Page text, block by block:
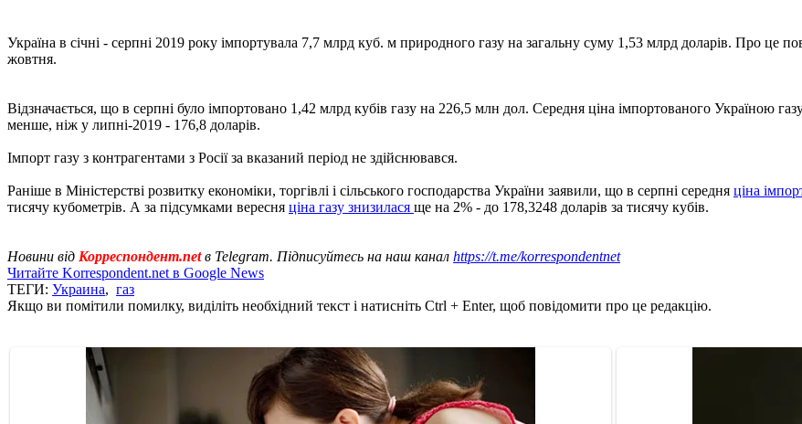
Україна в січні - серпні 2019 року імпортувала 7,7 млрд куб. м природного газу на загальну суму 1,53 млрд доларів. Про це
жовтня.
Відзначається, що в серпні було імпортовано 1,42 млрд кубів газу на 226,5 млн дол. Середня ціна імпортованого Україною
менше, ніж у липні-2019 - 176,8 доларів.
Імпорт газу з контрагентами з Росії за вказаний період не здійснювався.
Раніше в Міністерстві розвитку економіки, торгівлі і сільського господарства України заявили, що в серпні середня ціна
тисячу кубометрів. А за підсумками вересня ціна газу знизилася ще на 2% - до 178,3248 доларів за тисячу кубів.
Новини від Корреспондент.netв Telegram. Підписуйтесь на наш канал https://t.me/korrespondentnet
Читайте Korrespondent.net в Google News
ТЕГИ: Украина, газ
Якщо ви помітили помилку, виділіть необхідний текст і натисніть Ctrl + Enter, щоб повідомити про це редакцію.